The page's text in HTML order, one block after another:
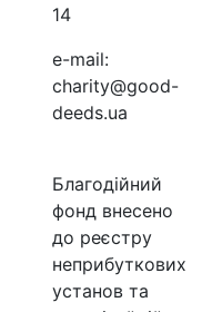
14
e-mail:
charity@good-
deeds.ua
Благодійний
фонд внесено
до реєстру
неприбуткових
установ та